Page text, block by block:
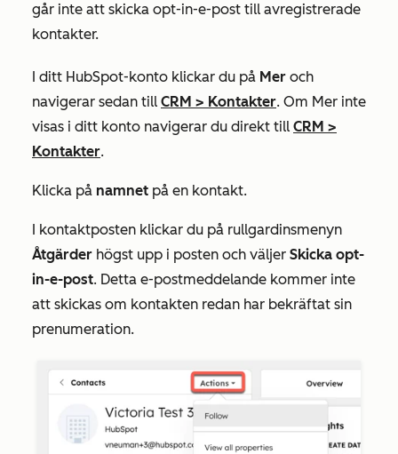
går inte att skicka opt-in-e-post till avregistrerade
kontakter.
I ditt HubSpot-konto klickar du på Mer och
navigerar sedan till CRM > Kontakter. Om Mer inte
visas i ditt konto navigerar du direkt till CRM >
Kontakter.
Klicka på namnet på en kontakt.
I kontaktposten klickar du på rullgardinsmenyn
Åtgärder högst upp i posten och väljer Skicka opt-
in-e-post. Detta e-postmeddelande kommer inte
att skickas om kontakten redan har bekräftat sin
prenumeration.